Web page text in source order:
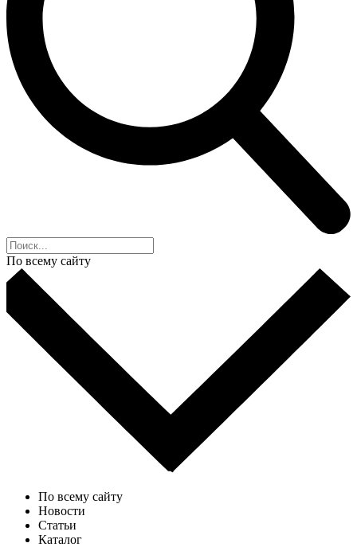
По всему сайту
По всему сайту
Новости
Статьи
Каталог